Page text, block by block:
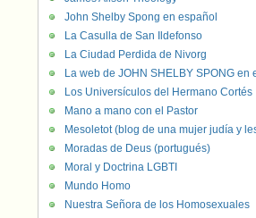
John Shelby Spong en español
La Casulla de San Ildefonso
La Ciudad Perdida de Nivorg
La web de JOHN SHELBY SPONG en
Los Universículos del Hermano Cortés
Mano a mano con el Pastor
Mesoletot (blog de una mujer judía y
Moradas de Deus (portugués)
Moral y Doctrina LGBTI
Mundo Homo
Nuestra Señora de los Homosexuales